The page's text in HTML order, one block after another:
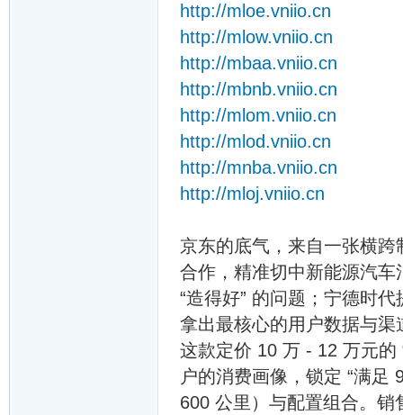
http://mloe.vniio.cn
http://mlow.vniio.cn
http://mbaa.vniio.cn
http://mbnb.vniio.cn
http://mlom.vniio.cn
http://mlod.vniio.cn
http://mnba.vniio.cn
http://mloj.vniio.cn
京东的底气，来自一张横跨
合作，精准切中新能源汽
“造得好” 的问题；宁德时
拿出最核心的用户数据与渠
这款定价 10 万 - 12 万元的
户的消费画像，锁定 “满足
600 公里）与配置组合。